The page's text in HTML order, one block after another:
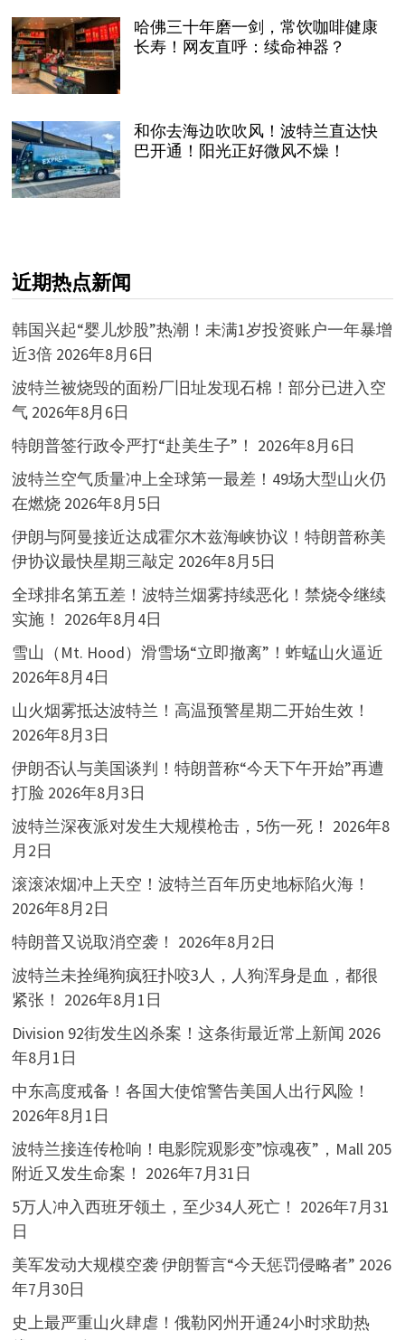
哈佛三十年磨一剑，常饮咖啡健康
长寿！网友直呼：续命神器？
和你去海边吹吹风！波特兰直达快
巴开通！阳光正好微风不燥！
近期热点新闻
韩国兴起“婴儿炒股”热潮！未满1岁投资账户一年暴增
近3倍 2026年8月6日
波特兰被烧毁的面粉厂旧址发现石棉！部分已进入空
气 2026年8月6日
特朗普签行政令严打“赴美生子”！ 2026年8月6日
波特兰空气质量冲上全球第一最差！49场大型山火仍
在燃烧 2026年8月5日
伊朗与阿曼接近达成霍尔木兹海峡协议！特朗普称美
伊协议最快星期三敲定 2026年8月5日
全球排名第五差！波特兰烟雾持续恶化！禁烧令继续
实施！ 2026年8月4日
雪山（Mt. Hood）滑雪场“立即撤离”！蚱蜢山火逼近
2026年8月4日
山火烟雾抵达波特兰！高温预警星期二开始生效！
2026年8月3日
伊朗否认与美国谈判！特朗普称“今天下午开始”再遭
打脸 2026年8月3日
波特兰深夜派对发生大规模枪击，5伤一死！ 2026年8
月2日
滚滚浓烟冲上天空！波特兰百年历史地标陷火海！
2026年8月2日
特朗普又说取消空袭！ 2026年8月2日
波特兰未拴绳狗疯狂扑咬3人，人狗浑身是血，都很
紧张！ 2026年8月1日
Division 92街发生凶杀案！这条街最近常上新闻 2026
年8月1日
中东高度戒备！各国大使馆警告美国人出行风险！
2026年8月1日
波特兰接连传枪响！电影院观影变”惊魂夜”，Mall 205
附近又发生命案！ 2026年7月31日
5万人冲入西班牙领土，至少34人死亡！ 2026年7月31
日
美军发动大规模空袭 伊朗誓言“今天惩罚侵略者” 2026
年7月30日
史上最严重山火肆虐！俄勒冈州开通24小时求助热